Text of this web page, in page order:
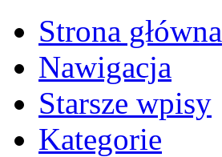
Strona główna
Nawigacja
Starsze wpisy
Kategorie